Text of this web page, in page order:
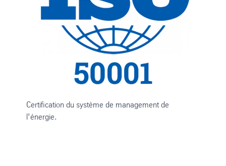
Certification du système de management de
l’énergie.